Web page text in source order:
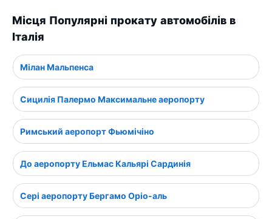
Місця Популярні прокату автомобілів в
Італія
Мілан Мальпенса
Сицилія Палермо Максимальне аеропорту
Римський аеропорт Фьюмічіно
До аеропорту Ельмас Кальярі Сардинія
Сері аеропорту Бергамо Оріо-аль